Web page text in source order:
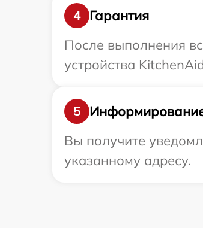
4
Гарантия
После выполнения
устройства
5
Вы получите
указанному адресу.